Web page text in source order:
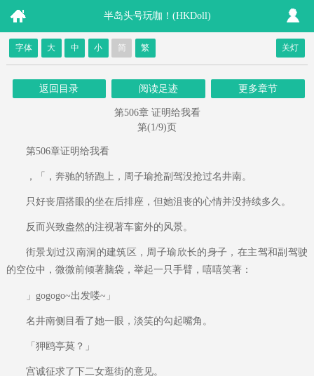
半岛头号玩咖！(HKDoll)
字体 大 中 小 简 繁 关灯
返回目录 阅读足迹 更多章节
第506章 证明给我看
第(1/9)页
第506章证明给我看
，「，奔驰的轿跑上，周子瑜抢副驾没抢过名井南。
只好丧眉搭眼的坐在后排座，但她沮丧的心情并没持续多久。
反而兴致盎然的注视著车窗外的风景。
街景划过汉南洞的建筑区，周子瑜欣长的身子，在主驾和副驾驶
的空位中，微微前倾著脑袋，举起一只手臂，嘻嘻笑著：
」gogogo~出发喽~」
名井南侧目看了她一眼，淡笑的勾起嘴角。
「狎鸥亭莫？」
宫诚征求了下二女逛街的意见。